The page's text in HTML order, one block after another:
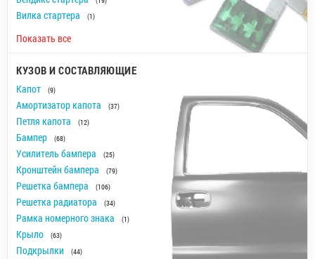
Вилка стартера (1)
Показать все
КУЗОВ И СОСТАВЛЯЮЩИЕ
Капот (9)
Амортизатор капота (37)
Петля капота (12)
Бампер (68)
Усилитель бампера (25)
Кронштейн бампера (79)
Решетка бампера (106)
Решетка радиатора (34)
Рамка номерного знака (1)
Крыло (63)
Подкрылки (44)